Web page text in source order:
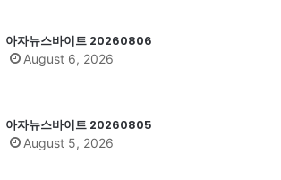
아자뉴스바이트 20260806
August 6, 2026
아자뉴스바이트 20260805
August 5, 2026